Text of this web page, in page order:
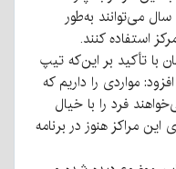
۲ ماه در طول سال می‌توانند به‌طور
استفاده کنند.
با تأکید بر این‌که تیپ
مواردی را داریم که
فرد را با خیال
این مراکز هنوز در برنامه